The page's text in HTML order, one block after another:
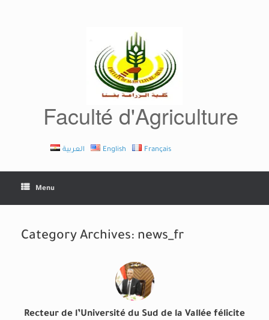
Faculté d'Agriculture
العربية English Français
Menu
Category Archives: news_fr
Recteur de l’Université du Sud de la Vallée félicite